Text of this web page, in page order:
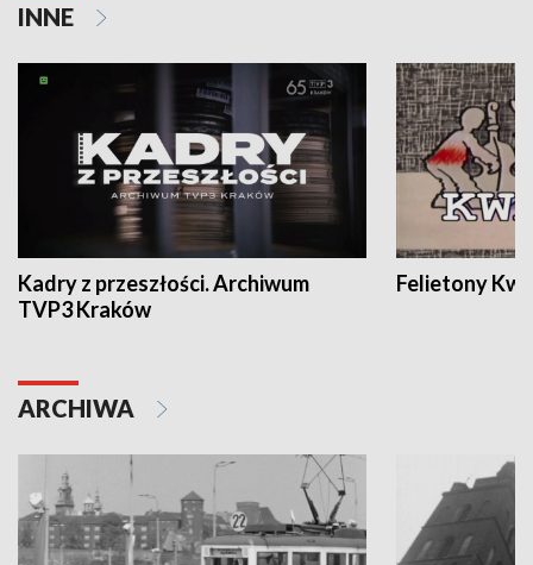
INNE
Kadry z przeszłości. Archiwum
TVP3 Kraków
Felietony
ARCHIWA